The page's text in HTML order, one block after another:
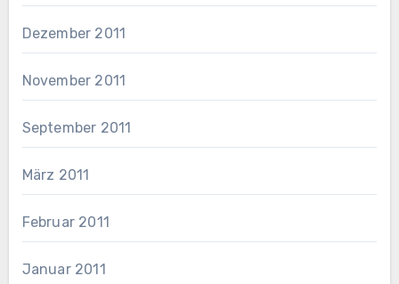
Dezember 2011
November 2011
September 2011
März 2011
Februar 2011
Januar 2011